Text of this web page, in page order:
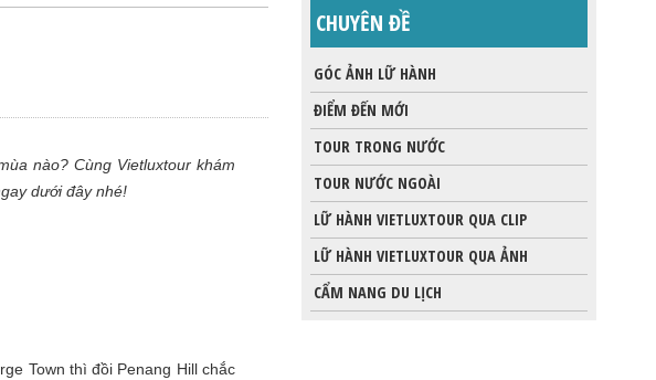
nào? Cùng Vietluxtour khám
dưới đây nhé!
Town thì đồi Penang Hill chắc
CHUYÊN ĐỀ
GÓC ẢNH LỮ HÀNH
ĐIỂM ĐẾN MỚI
TOUR TRONG NƯỚC
TOUR NƯỚC NGOÀI
LỮ HÀNH VIETLUXTOUR QUA CLIP
LỮ HÀNH VIETLUXTOUR QUA ẢNH
CẨM NANG DU LỊCH